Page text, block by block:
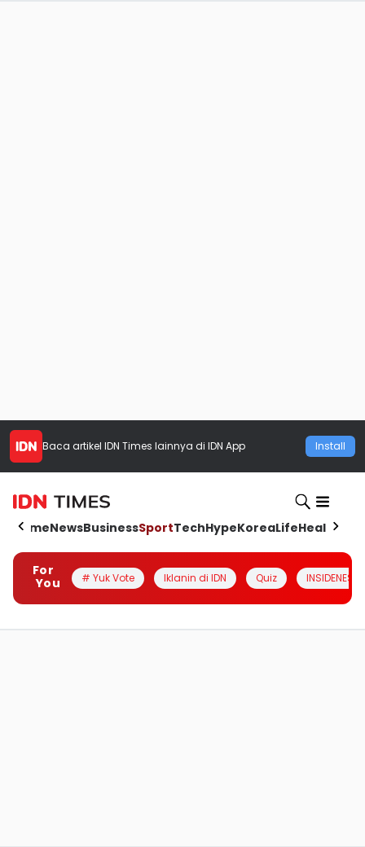
Baca artikel IDN Times lainnya di IDN App Install
HomeNewsBusinessSportTechHypeKoreaLifeHealth
For
You
# Yuk Vote Iklanin di IDN Quiz INSIDENESIA